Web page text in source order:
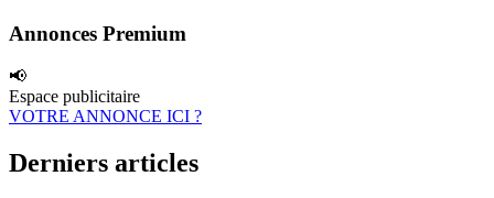
Annonces Premium
📢
Espace publicitaire
VOTRE ANNONCE ICI ?
Derniers articles